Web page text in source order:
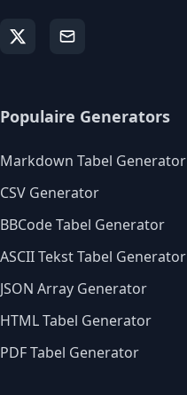
Populaire Generators
Markdown Tabel Generator
CSV Generator
BBCode Tabel Generator
ASCII Tekst Tabel Generator
JSON Array Generator
HTML Tabel Generator
PDF Tabel Generator